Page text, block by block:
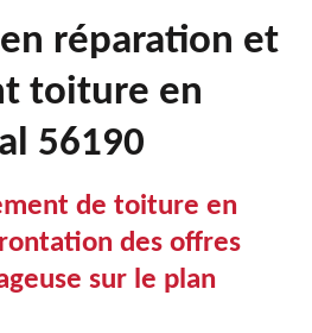
réparation et
toiture en
56190
de toiture en
des offres
sur le plan